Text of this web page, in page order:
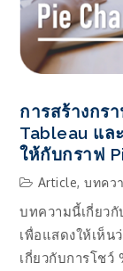
การสร้างกร
Tableau แ
ให้กับกราฟ
Article,บทคว
บทความนี้เกี่ยว
เพื่อแสดงให้เห็
เกี่ยวกับการโชว์